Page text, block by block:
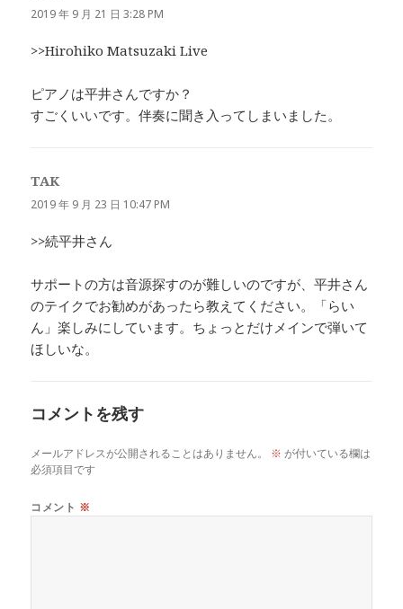
り:
2019 年 9 月 21 日 3:28 PM
>>Hirohiko Matsuzaki Live
ピアノは平井さんですか？
すごくいいです。伴奏に聞き入ってしまいました。
TAK
り:
2019 年 9 月 23 日 10:47 PM
>>続平井さん
サポートの方は音源探すのが難しいのですが、平井さん
のテイクでお勧めがあったら教えてください。「らい
ん」楽しみにしています。ちょっとだけメインで弾いて
ほしいな。
コメントを残す
メールアドレスが公開されることはありません。 ※ が付いている欄は
必須項目です
コメント ※